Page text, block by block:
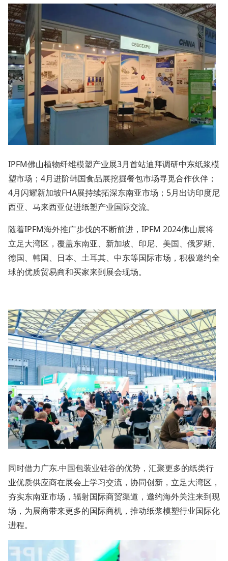
IPFM佛山植物纤维模塑产业展3月首站迪拜调研中东纸浆模
塑市场；4月进阶韩国食品展挖掘餐包市场寻觅合作伙伴；
4月闪耀新加坡FHA展持续拓深东南亚市场；5月出访印度尼
西亚、马来西亚促进纸塑产业国际交流。
随着IPFM海外推广步伐的不断前进，IPFM 2024佛山展将
立足大湾区，覆盖东南亚、新加坡、印尼、美国、俄罗斯、
德国、韩国、日本、土耳其、中东等国际市场，积极邀约全
球的优质贸易商和买家来到展会现场。
同时借力广东.中国包装业硅谷的优势，汇聚更多的纸类行
业优质供应商在展会上学习交流，协同创新，立足大湾区，
夯实东南亚市场，辐射国际商贸渠道，邀约海外关注来到现
场，为展商带来更多的国际商机，推动纸浆模塑行业国际化
进程。